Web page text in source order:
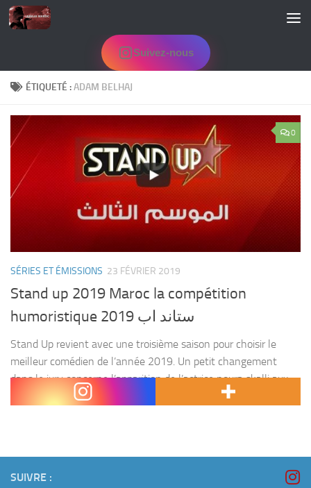
Skip to content
Suivez-nous
ÉTIQUETÉ :ADAM BELHAJ
0
SÉRIES ET ÉMISSIONS 23 FÉVRIER 2019
Stand up 2019 Maroc la compétition
humoristique ستاند اب 2019
Stand Up revient avec une troisième saison pour choisir le
meilleur comédien de l’année 2019. Un petit changement
dans le jury concerne l’apparition de l’actrice noura skalli aux
cotés de Latifa ahrar et Mohamed...
SUIVRE :